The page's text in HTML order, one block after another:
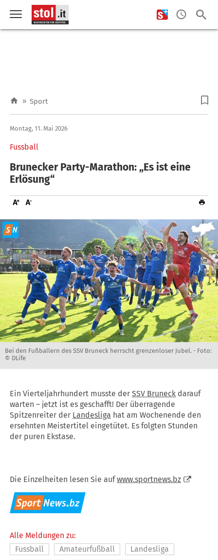
» Sport
Fussball
Montag, 11. Mai 2026
Brunecker Party-Marathon: „Es ist eine
Erlösung“
Bei den Fußballern des SSV Bruneck herrscht grenzenloser Jubel. - Foto:
© DLife
Ein Vierteljahrhundert musste der SSV Bruneck darauf
warten – jetzt ist es geschafft! Der überragende
Spitzenreiter der Landesliga hat am Wochenende den
ersehnten Meistertitel eingetütet. Es folgten Stunden
der puren Ekstase.
Die Einzelheiten lesen Sie aufwww.sportnews.bz
Alle Meldungen zu:
Fussball
Amateurfußball
Landesliga